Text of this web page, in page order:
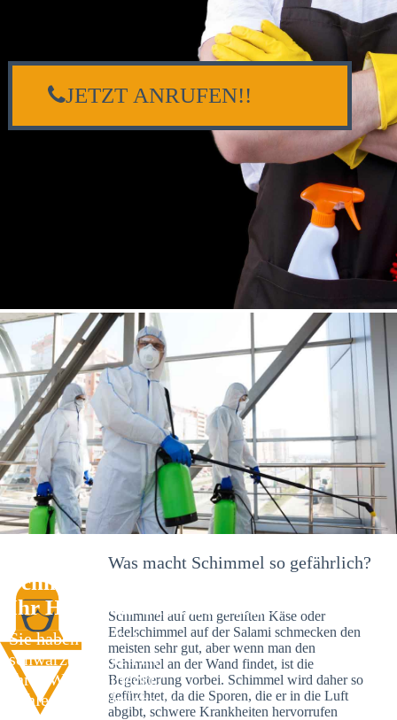
Schimmelexperte in Bermatingen –
Ihr Helfer an Ort und Stelle
Sie haben kürzlich
schwarze Flecken an
Ihrer Wand entdeckt?
Schlechte Nachrichten:
JETZT ANRUFEN!!
Was macht Schimmel so gefährlich?
Schimmel auf dem gereiften Käse oder
Edelschimmel auf der Salami schmecken den
meisten sehr gut, aber wenn man den
Schimmel an der Wand findet, ist die
Begeisterung vorbei. Schimmel wird daher so
gefürchtet, da die Sporen, die er in die Luft
abgibt, schwere Krankheiten hervorrufen